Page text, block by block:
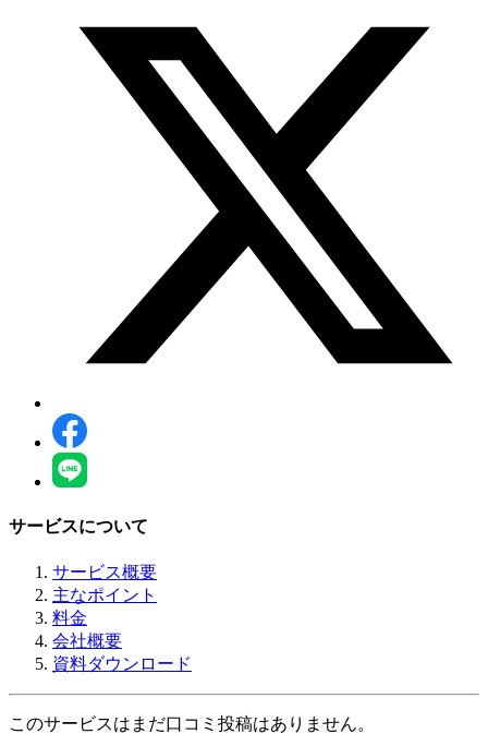
サービスについて
サービス概要
主なポイント
料金
会社概要
資料ダウンロード
このサービスはまだ口コミ投稿はありません。